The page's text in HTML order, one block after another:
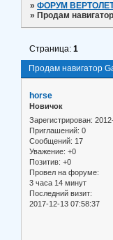
»ФОРУМ
» Продам
Продам навигатор
Страница:1
horse
Новичок
Зарегистрирован:
Приглашений: 0
Сообщений: 17
Уважение: +0
Позитив: +0
Провел на форуме:
3 часа 14 минут
Последний визит:
2017-12-13 07:58:37